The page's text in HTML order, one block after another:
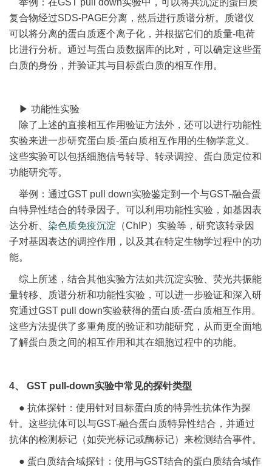
举例：在GST pull down实验中，可以将共沉淀的蛋白质
复合物经过SDS-PAGE分离，然后进行质谱分析。质谱仪
可以将分离的蛋白质逐个离子化，并根据它们的质量-电荷
比进行分析。通过与蛋白质数据库的比对，可以确定这些蛋
白质的身份，并验证其与目标蛋白质的相互作用。
▶ 功能性实验
除了上述的直接相互作用验证方法外，还可以进行功能性
实验来进一步研究蛋白质-蛋白质相互作用的生物学意义。
这些实验可以包括细胞信号转导、转录调控、蛋白质定位和
功能研究等。
举例：通过GST pull down实验鉴定到一个与GST-融合蛋
白特异性结合的转录因子。可以利用功能性实验，如基因表
达分析、 染色质免疫沉淀 （ChIP）实验等，研究该转录因
子对基因表达的调控作用，以及其在特定生物学过程中的功
能。
综上所述，结合其他实验方法如共沉淀实验、荧光共振能
量转移、质谱分析和功能性实验，可以进一步验证和深入研
究通过GST pull down实验获得的蛋白质-蛋白质相互作用。
这些方法提供了多重角度的验证和功能研究，从而更全面地
了解蛋白质之间的相互作用和其在细胞过程中的功能。
4、 GST pull-down实验中常见的探针类型
● 抗体探针：使用针对目标蛋白质的特异性抗体作为探
针。这些抗体可以与GST-融合蛋白质特异性结合，并通过
抗体的检测标记（如荧光标记或酶标记）来检测结合事件。
● 蛋白质结合域探针：使用与GST结合的蛋白质结合域作